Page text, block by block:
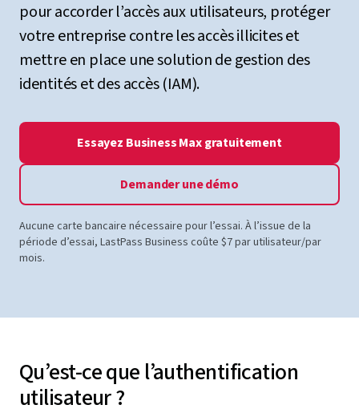
pour accorder l’accès aux utilisateurs, protéger
votre entreprise contre les accès illicites et
mettre en place une solution de gestion des
identités et des accès (IAM).
Essayez Business Max gratuitement
Demander une démo
Aucune carte bancaire nécessaire pour l’essai. À l’issue de la
période d’essai, LastPass Business coûte $7 par utilisateur/par
mois.
Qu’est-ce que l’authentification
utilisateur ?